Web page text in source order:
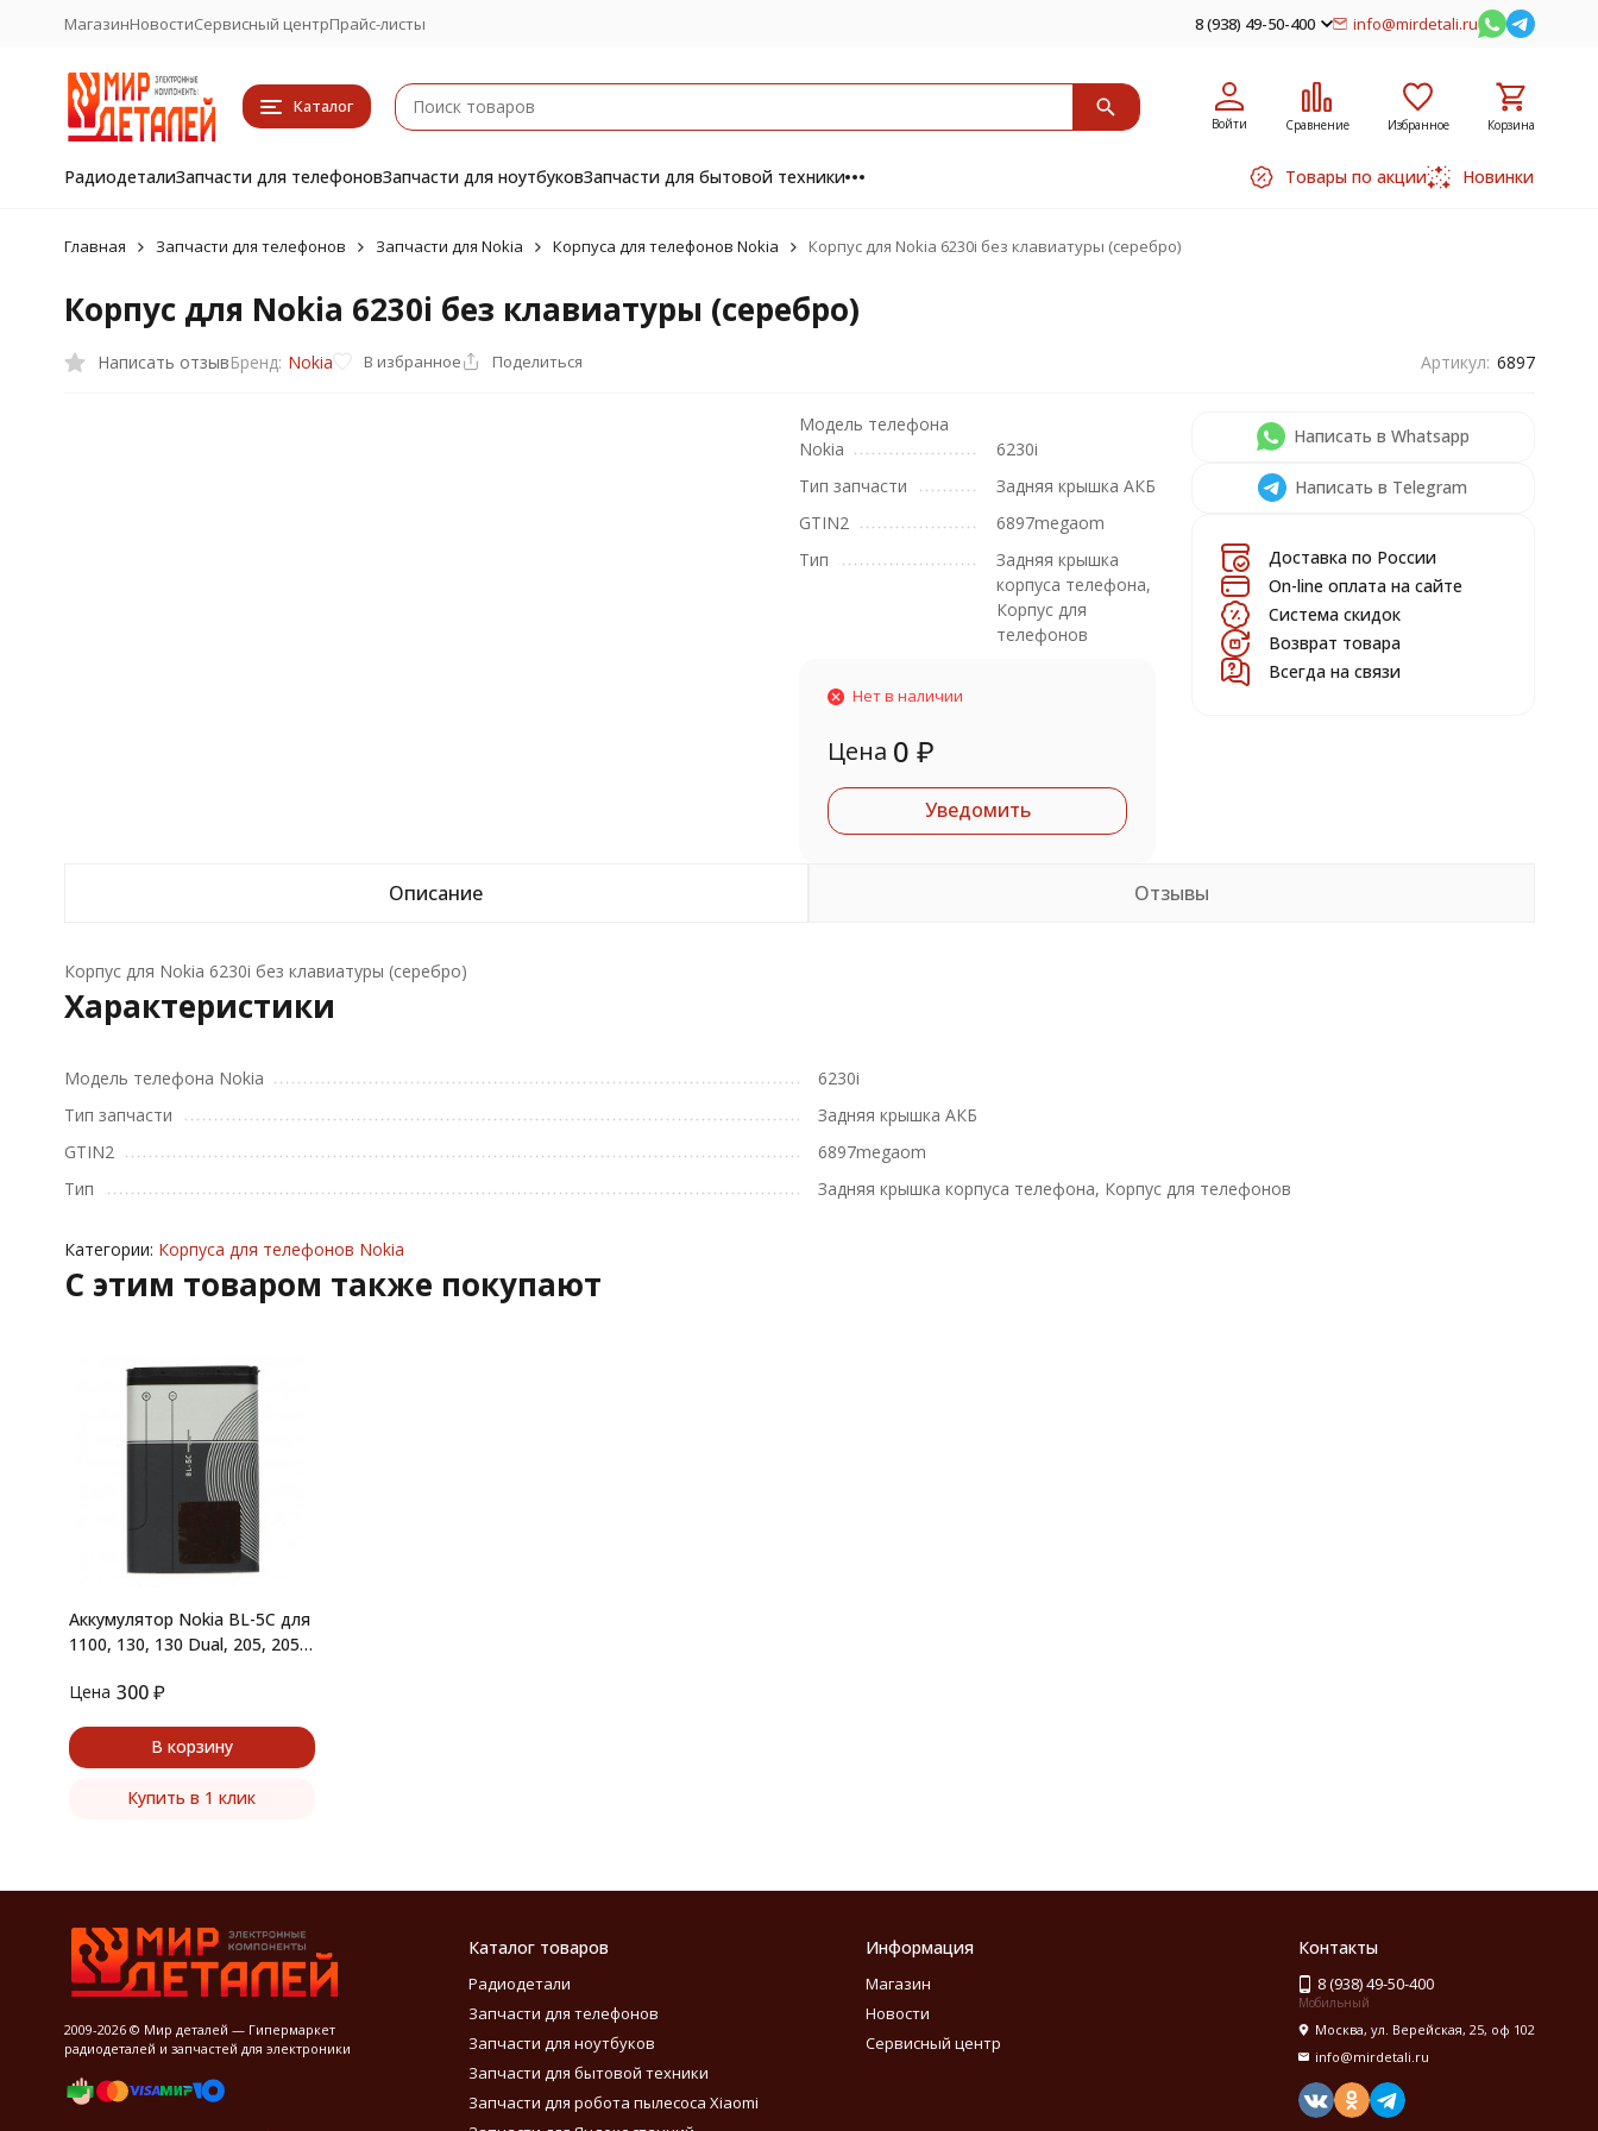
МагазинНовостиСервисный центрПрайс-листы 8 (938) 49-50-400 info@mirdetali.ru
Каталог
Войти Сравнение Избранное Корзина
РадиодеталиЗапчасти для телефоновЗапчасти для ноутбуковЗапчасти для бытовой техники Товары по акции Новинки
Главная Запчасти для телефонов Запчасти для Nokia Корпуса для телефонов Nokia Корпус для Nokia 6230i без клавиатуры (серебро)
Корпус для Nokia 6230i без клавиатуры (серебро)
Написать отзывБренд: Nokia В избранное Поделиться Артикул: 6897
Модель телефона
Nokia
6230i
Тип запчасти
Задняя крышка АКБ
GTIN2
6897megaom
Тип
Задняя крышка
корпуса телефона,
Корпус для
телефонов
Нет в наличии
Цена 0 ₽
Уведомить
Написать в Whatsapp
Написать в Telegram
Доставка по России
On-line оплата на сайте
Система скидок
Возврат товара
Всегда на связи
Описание Отзывы
Корпус для Nokia 6230i без клавиатуры (серебро)
Характеристики
Модель телефона Nokia
6230i
Тип запчасти
Задняя крышка АКБ
GTIN2
6897megaom
Тип
Задняя крышка корпуса телефона, Корпус для телефонов
Категории: Корпуса для телефонов Nokia
C этим товаром также покупают
Аккумулятор Nokia BL-5C для
1100, 130, 130 Dual, 205, 205
Dual, 230
Цена 300 ₽
В корзину
Купить в 1 клик
2009-2026 © Мир деталей — Гипермаркет
радиодеталей и запчастей для электроники
Каталог товаров
Радиодетали
Запчасти для телефонов
Запчасти для ноутбуков
Запчасти для бытовой техники
Запчасти для робота пылесоса Xiaomi
Информация
Магазин
Новости
Сервисный центр
Контакты
8 (938) 49-50-400
Мобильный
Москва, ул. Верейская, 25, оф 102
info@mirdetali.ru